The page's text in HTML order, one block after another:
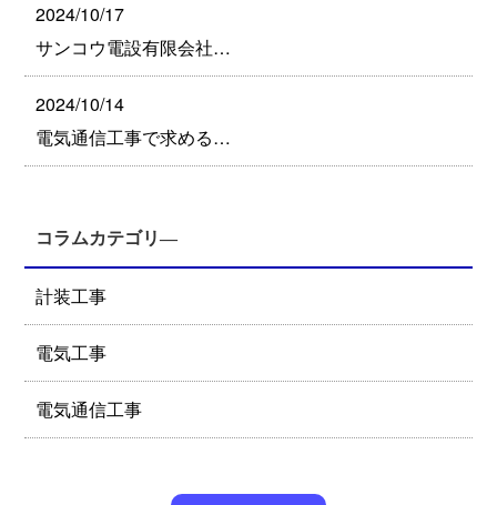
2024/10/17
サンコウ電設有限会社…
2024/10/14
電気通信工事で求める…
コラムカテゴリ―
計装工事
電気工事
電気通信工事